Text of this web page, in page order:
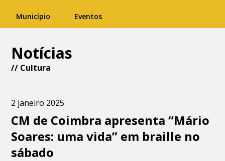
Município Eventos
Notícias
// Cultura
2 janeiro 2025
CM de Coimbra apresenta “Mário
Soares: uma vida” em braille no
sábado